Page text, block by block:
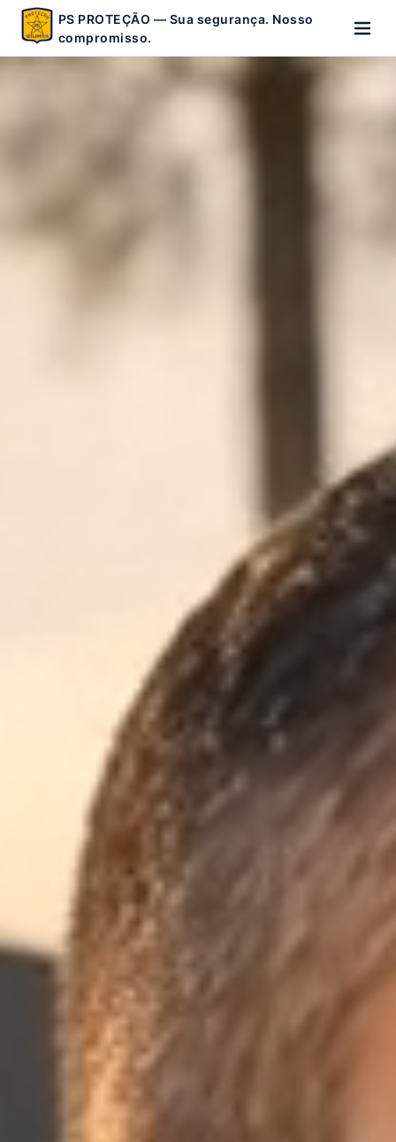
PS PROTEÇÃO — Sua segurança. Nosso
compromisso.